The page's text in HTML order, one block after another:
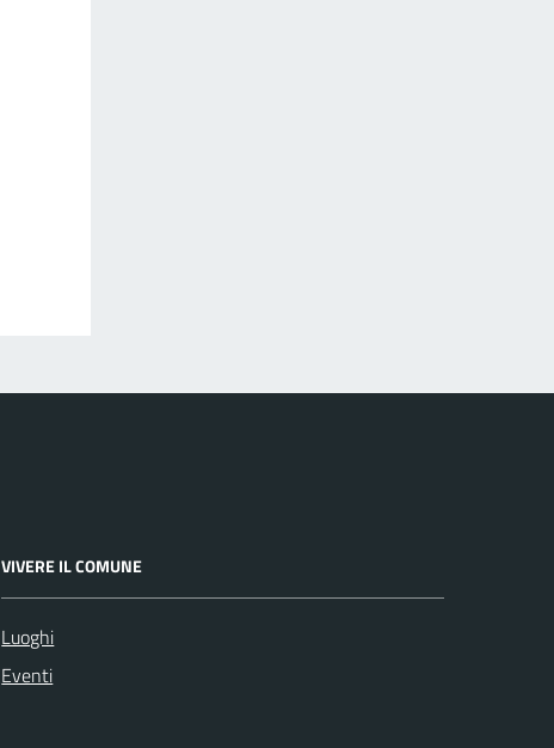
VIVERE IL COMUNE
Luoghi
Eventi